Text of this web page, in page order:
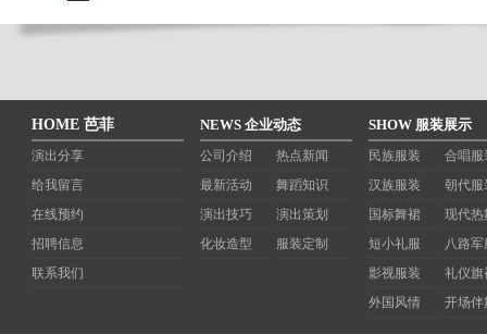
HOME 芭菲
演出分享
给我留言
在线预约
招聘信息
联系我们
NEWS 企业动态
公司介绍
热点新闻
最新活动
舞蹈知识
演出技巧
演出策划
化妆造型
服装定制
SHOW 服装展示
民族服装
合唱服
汉族服装
朝代服
国标舞裙
现代热
短小礼服
八路军
影视服装
礼仪旗
外国风情
开场伴